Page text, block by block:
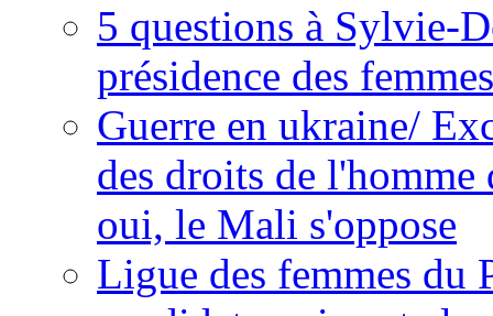
5 questions à Sylvie-
présidence des
Guerre en ukraine/
des droits de
oui, le Mali s'oppose
Ligue des femmes du